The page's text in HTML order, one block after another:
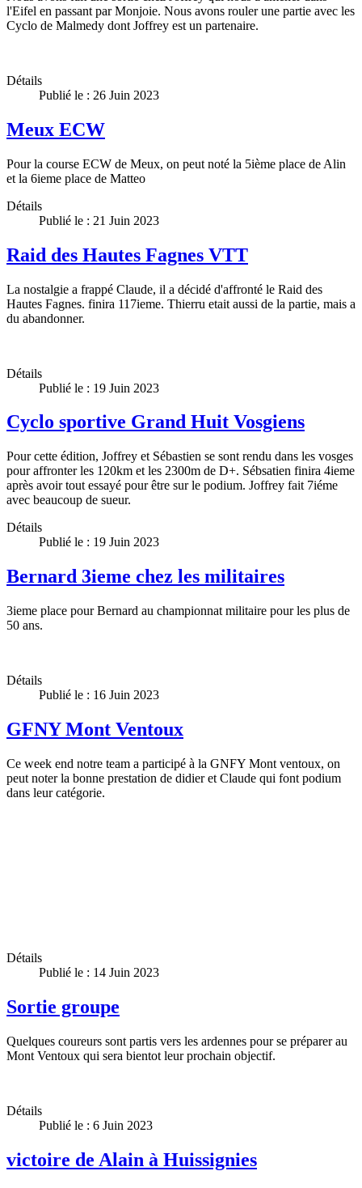
l'Eifel en passant par Monjoie. Nous avons rouler une partie avec les
Cyclo de Malmedy dont Joffrey est un partenaire.
Détails
Publié le : 26 Juin 2023
Meux ECW
Pour la course ECW de Meux, on peut noté la 5ième place de Alin
et la 6ieme place de Matteo
Détails
Publié le : 21 Juin 2023
Raid des Hautes Fagnes VTT
La nostalgie a frappé Claude, il a décidé d'affronté le Raid des
Hautes Fagnes. finira 117ieme. Thierru etait aussi de la partie, mais a
du abandonner.
Détails
Publié le : 19 Juin 2023
Cyclo sportive Grand Huit Vosgiens
Pour cette édition, Joffrey et Sébastien se sont rendu dans les vosges
pour affronter les 120km et les 2300m de D+. Sébsatien finira 4ieme
après avoir tout essayé pour être sur le podium. Joffrey fait 7iéme
avec beaucoup de sueur.
Détails
Publié le : 19 Juin 2023
Bernard 3ieme chez les militaires
3ieme place pour Bernard au championnat militaire pour les plus de
50 ans.
Détails
Publié le : 16 Juin 2023
GFNY Mont Ventoux
Ce week end notre team a participé à la GNFY Mont ventoux, on
peut noter la bonne prestation de didier et Claude qui font podium
dans leur catégorie.
Détails
Publié le : 14 Juin 2023
Sortie groupe
Quelques coureurs sont partis vers les ardennes pour se préparer au
Mont Ventoux qui sera bientot leur prochain objectif.
Détails
Publié le : 6 Juin 2023
victoire de Alain à Huissignies